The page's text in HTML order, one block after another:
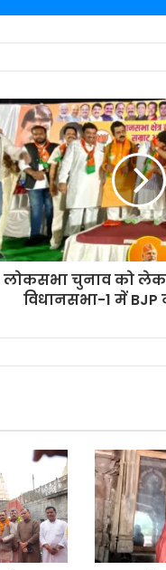
लोकसभा चुनाव को
विधानसभा-1 में BJP